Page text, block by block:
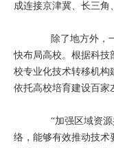
成连接京津冀、长三角
除了地方外，一
快布局高校。根据科技
校专业化技术转移机构
依托高校培育建设百家
“加强区域资源
络，能够有效推动技术